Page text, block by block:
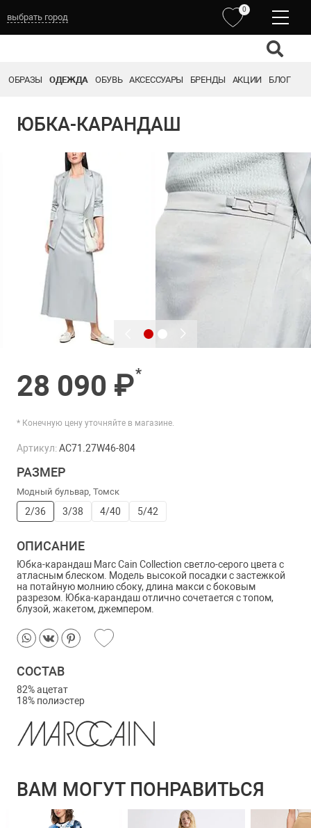
выбрать город
0
ОБРАЗЫ ОДЕЖДА ОБУВЬ АКСЕССУАРЫ БРЕНДЫ АКЦИИ БЛОГ
ЮБКА-КАРАНДАШ
28 090 ₽*
* Конечную цену уточняйте в магазине.
Артикул:AC71.27W46-804
РАЗМЕР
Модный бульвар, Томск
2/36 3/38 4/40 5/42
ОПИСАНИЕ
Юбка-карандаш Marc Cain Collection светло-серого цвета с
атласным блеском. Модель высокой посадки с застежкой
на потайную молнию сбоку, длина макси с боковым
разрезом. Юбка-карандаш отлично сочетается с топом,
блузой, жакетом, джемпером.
СОСТАВ
82% ацетат
18% полиэстер
ВАМ МОГУТ ПОНРАВИТЬСЯ